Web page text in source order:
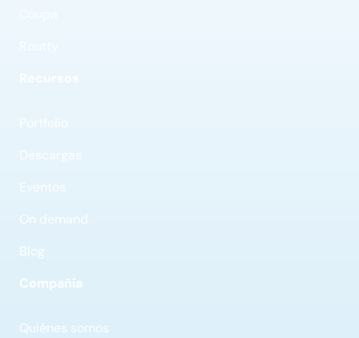
Descargas
Eventos
On demand
Blog
Compañía
Quiénes somos